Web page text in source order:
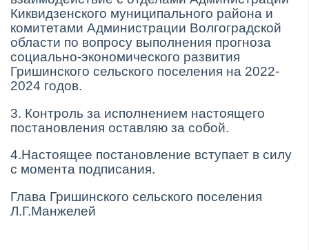
Киквидзенского муниципального района и
комитетами Администрации Волгоградской
области по вопросу выполнения прогноза
социально-экономического развития
Гришинского сельского поселения на 2022-
2024 годов.
3. Контроль за исполнением настоящего
постановления оставляю за собой.
4.Настоящее постановление вступает в силу
с момента подписания.
Глава Гришинского сельского поселения
Л.Г.Манжелей